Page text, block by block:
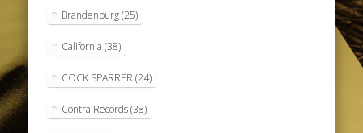
Brandenburg(25)
California (38)
COCK SPARRER (24)
Contra Records(38)